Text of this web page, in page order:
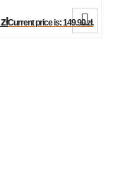
złCurrent price is: 149.90 zł.
